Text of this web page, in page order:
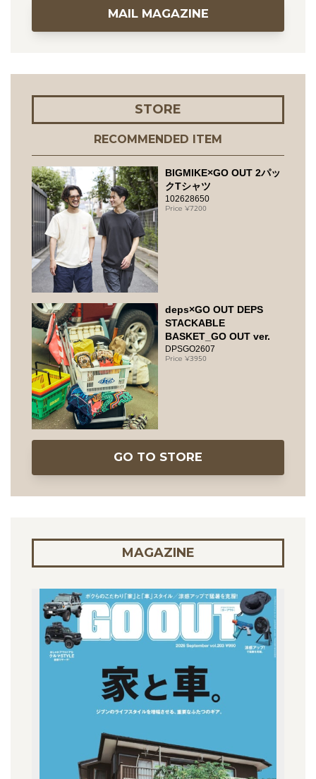
MAIL MAGAZINE
STORE
RECOMMENDED ITEM
BIGMIKE×GO OUT 2パッ
クTシャツ
102628650
7200
deps×GO OUT DEPS
STACKABLE
BASKET_GO OUT ver.
DPSGO2607
3950
GO TO STORE
MAGAZINE